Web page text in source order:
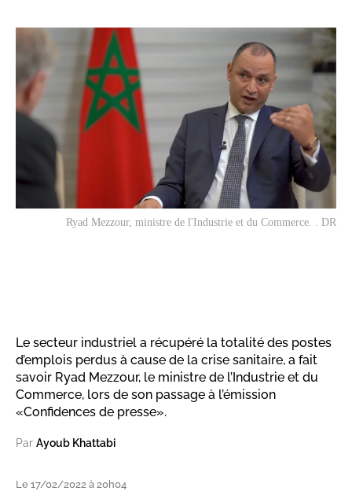
Ryad Mezzour, ministre de l'Industrie et du Commerce. . DR
Le secteur industriel a récupéré la totalité des postes
d’emplois perdus à cause de la crise sanitaire, a fait
savoir Ryad Mezzour, le ministre de l’Industrie et du
Commerce, lors de son passage à l’émission
«Confidences de presse».
Par Ayoub Khattabi
Le 17/02/2022 à 20h04